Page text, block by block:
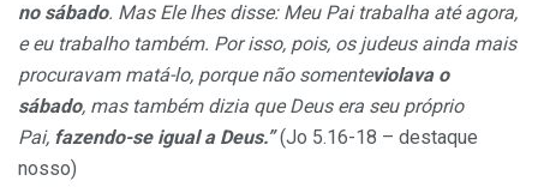
no sábado. Mas Ele lhes disse: Meu Pai trabalha até agora,
e eu trabalho também. Por isso, pois, os judeus ainda mais
procuravam matá-lo, porque não somenteviolava o
sábado, mas também dizia que Deus era seu próprio
Pai, fazendo-se igual a Deus.”(Jo 5.16-18 – destaque
nosso)